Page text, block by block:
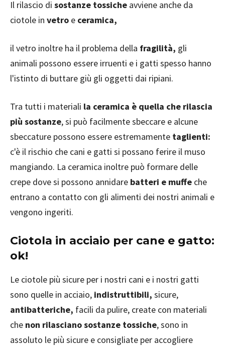
Il rilascio di sostanze tossiche avviene anche da
ciotole in vetro e ceramica,
il vetro inoltre ha il problema della fragilità, gli
animali possono essere irruenti e i gatti spesso hanno
l'istinto di buttare giù gli oggetti dai ripiani.
Tra tutti i materiali la ceramica è quella che rilascia
più sostanze, si può facilmente sbeccare e alcune
sbeccature possono essere estremamente taglienti:
c'è il rischio che cani e gatti si possano ferire il muso
mangiando. La ceramica inoltre può formare delle
crepe dove si possono annidare batteri e muffe che
entrano a contatto con gli alimenti dei nostri animali e
vengono ingeriti.
Ciotola in acciaio per cane e gatto:
ok!
Le ciotole più sicure per i nostri cani e i nostri gatti
sono quelle in acciaio, indistruttibili, sicure,
antibatteriche, facili da pulire, create con materiali
che non rilasciano sostanze tossiche, sono in
assoluto le più sicure e consigliate per accogliere